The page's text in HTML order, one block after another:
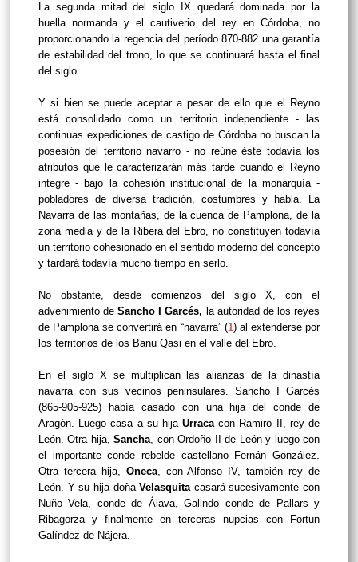
La segunda mitad del siglo IX quedará dominada por la
huella normanda y el cautiverio del rey en Córdoba, no
proporcionando la regencia del período 870-882 una garantía
de estabilidad del trono, lo que se continuará hasta el final
del siglo.
Y si bien se puede aceptar a pesar de ello que el Reyno
está consolidado como un territorio independiente - las
continuas expediciones de castigo de Córdoba no buscan la
posesión del territorio navarro - no reúne éste todavía los
atributos que le caracterizarán más tarde cuando el Reyno
integre - bajo la cohesión institucional de la monarquía -
pobladores de diversa tradición, costumbres y habla. La
Navarra de las montañas, de la cuenca de Pamplona, de la
zona media y de la Ribera del Ebro, no constituyen todavía
un territorio cohesionado en el sentido moderno del concepto
y tardará todavía mucho tiempo en serlo.
No obstante, desde comienzos del siglo X, con el
advenimiento deSancho I Garcés, la autoridad de los reyes
de Pamplona se convertirá en “navarra” (1) al extenderse por
los territorios de los Banu Qasi en el valle del Ebro.
En el siglo X se multiplican las alianzas de la dinastía
navarra con sus vecinos peninsulares. Sancho I Garcés
(865-905-925) había casado con una hija del conde de
Aragón. Luego casa a su hijaUrracacon Ramiro II, rey de
León. Otra hija,Sancha, con Ordoño II de León y luego con
el importante conde rebelde castellano Fernán González.
Otra tercera hija, Oneca, con Alfonso IV, también rey de
León. Y su hija doñaVelasquita casará sucesivamente con
Nuño Vela, conde de Álava, Galindo conde de Pallars y
Ribagorza y finalmente en terceras nupcias con Fortun
Galíndez de Nájera.